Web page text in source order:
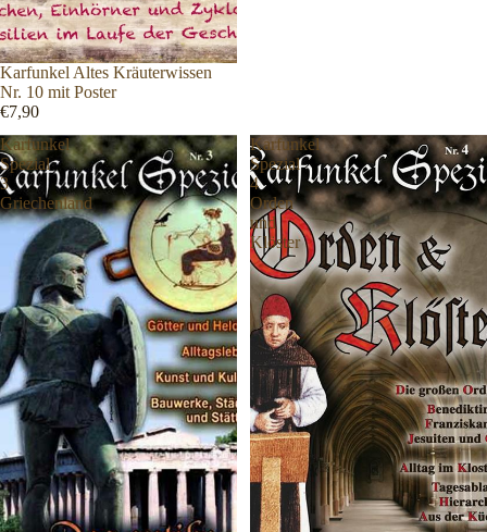
Karfunkel Altes Kräuterwissen
Nr. 10 mit Poster
€7,90
Karfunkel
Spezial
3
Griechenland
Karfunkel
Spezial
4
Orden
und
Klöster